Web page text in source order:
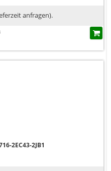
anfragen).
2EC43-2JB1